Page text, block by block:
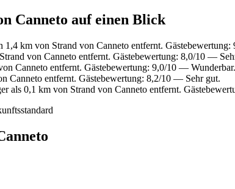
Canneto auf einen Blick
km von Strand von Canneto entfernt.
von Canneto entfernt. Gästebewertung: 8,0/10 —
Canneto entfernt. Gästebewertung: 9,0/10 — Wunderbar.
Canneto entfernt. Gästebewertung: 8,2/10 — Sehr gut.
als 0,1 km von Strand von Canneto entfernt.